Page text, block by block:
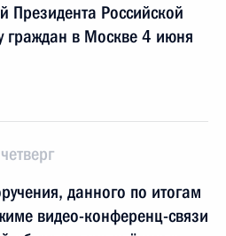
Российской
граждан в Москве 4 июня
данного по итогам
видео-конференц-связи